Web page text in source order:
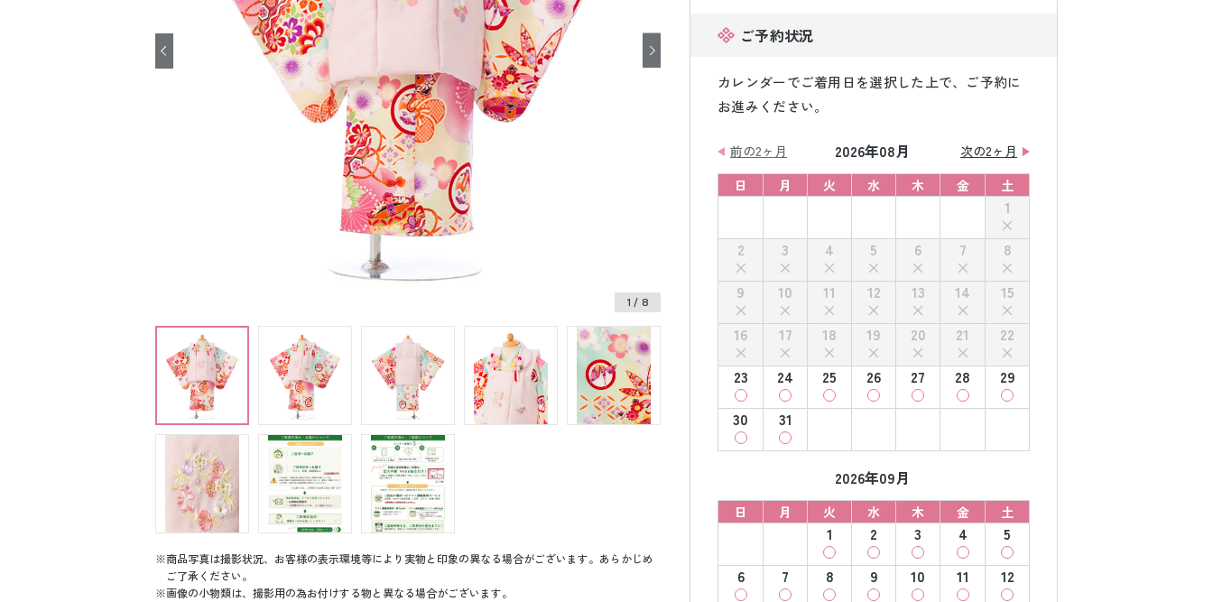
ご予約状況
カレンダーでご着用日を選択した上で、ご予約に
お進みください。
前の2ヶ月 2026年08月
次の2ヶ月
日
月 火 水 木 金 土
1
2
3 4 5 6 7
8
9
10 11 12 13 14
15
16
17 18 19 20 21
22
23
24 25 26 27 28
29
30
31
2026年09月
日 月 火 水 木 金 土
1 2 3 4
5
6
7 8 9 10 11
12
1 / 8
商品写真は撮影状況、お客様の表示環境等により実物と印象の異なる場合がございます。あらかじめ
ご了承ください。
画像の小物類は、撮影用の為お付けする物と異なる場合がございます。